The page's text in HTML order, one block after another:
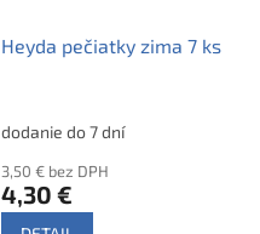
Heyda pečiatky zima 7 ks
dodanie do 7 dní
3,50 € bez DPH
4,30 €